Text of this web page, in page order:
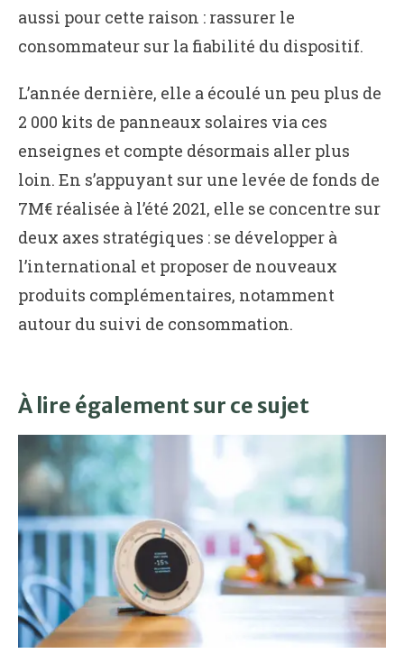
aussi pour cette raison : rassurer le
consommateur sur la fiabilité du dispositif.
L’année dernière, elle a écoulé un peu plus de
2 000 kits de panneaux solaires via ces
enseignes et compte désormais aller plus
loin. En s’appuyant sur une levée de fonds de
7M€ réalisée à l’été 2021, elle se concentre sur
deux axes stratégiques : se développer à
l’international et proposer de nouveaux
produits complémentaires, notamment
autour du suivi de consommation.
À lire également sur ce sujet